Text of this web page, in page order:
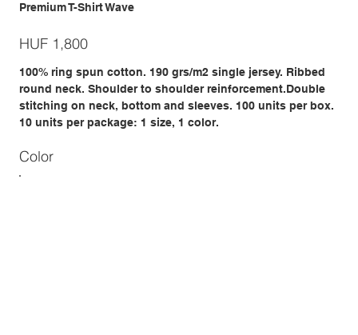
Premium T-Shirt Wave
Price
HUF 1,800
100% ring spun cotton. 190 grs/m2 single jersey. Ribbed
round neck. Shoulder to shoulder reinforcement.Double
stitching on neck, bottom and sleeves. 100 units per box.
10 units per package: 1 size, 1 color.
Color